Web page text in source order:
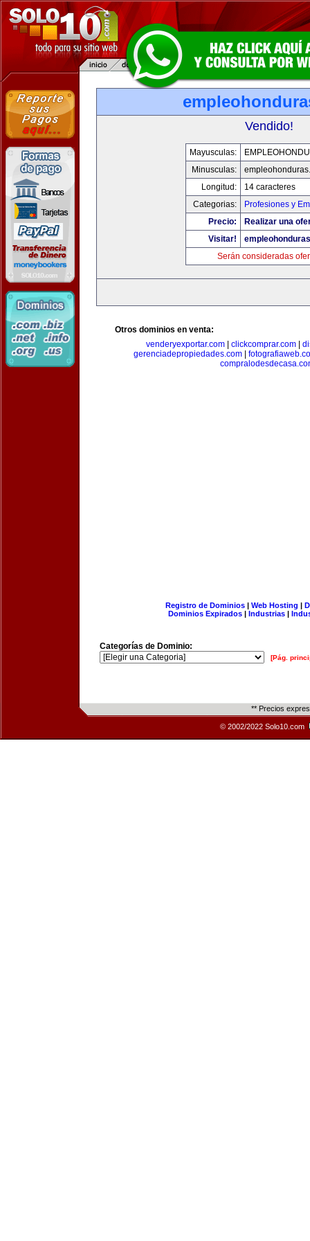
Vendido!
Mayusculas:
Minusculas:
Longitud:
14 caracteres
Categorias:
Profesiones y
Precio:
Realizar una
Visitar!
Serán consideradas
Otros dominios en venta:
venderyexportar.com
clickcomprar.com
gerenciadepropiedades.com|
Registro de Dominios| Web Hosting |
Dominios Expirados | Industrias |
Categorías de Dominio:
[Pág.
** Precios
© 2002/2022 Solo10.com